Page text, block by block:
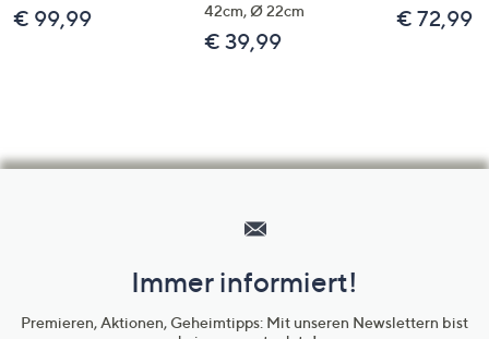
€ 99,99
42cm, Ø 22cm
€ 39,99
€ 72,99
Unternehmensinformationen
Immer informiert!
Premieren, Aktionen, Geheimtipps: Mit unseren Newslettern bist